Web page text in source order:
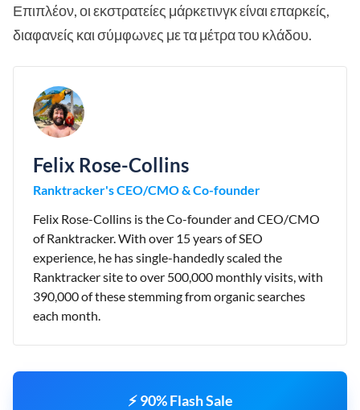
Επιπλέον, οι εκστρατείες μάρκετινγκ είναι επαρκείς,
διαφανείς και σύμφωνες με τα μέτρα του κλάδου.
Felix Rose-Collins
Ranktracker's CEO/CMO & Co-founder
Felix Rose-Collins is the Co-founder and CEO/CMO
of Ranktracker. With over 15 years of SEO
experience, he has single-handedly scaled the
Ranktracker site to over 500,000 monthly visits, with
390,000 of these stemming from organic searches
each month.
⚡ 90% Flash Sale